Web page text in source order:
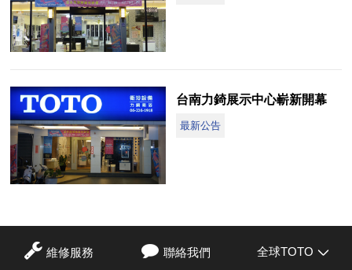
台南力錡展示中心嶄新開幕
最新公告
維修服務 聯絡我們 全球TOTO